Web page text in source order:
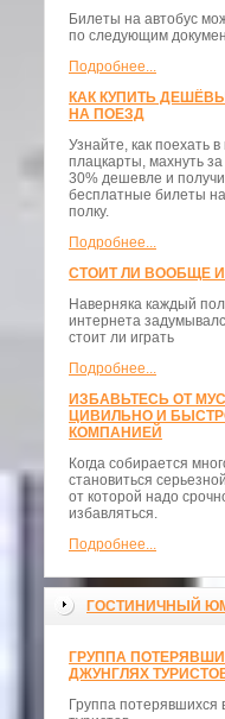
Билеты на автобус
по следующим
Подробнее...
КАК КУПИТЬ
НА ПОЕЗД
Узнайте, как поехать
плацкарты, махнуть
30% дешевле и
бесплатные билеты
полку.
Подробнее...
СТОИТ ЛИ ВООБЩЕ
Наверняка каждый
интернета
стоит ли играть
Подробнее...
ИЗБАВЬТЕСЬ ОТ
ЦИВИЛЬНО И
КОМПАНИЕЙ
Когда собирается
становиться
от которой надо
избавляться.
Подробнее...
ГОСТИНИЧНЫЙ
ГРУППА
ДЖУНГЛЯХ
Группа потерявшихся